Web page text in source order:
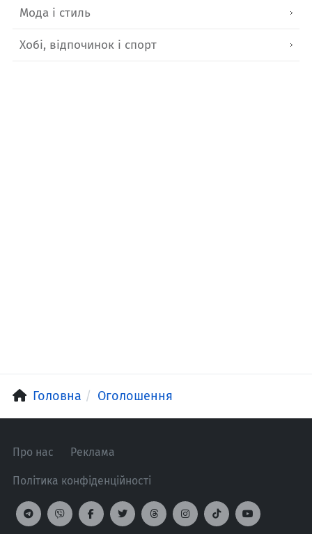
Мода і стиль
Хобі, відпочинок і спорт
Головна Оголошення
Про нас Реклама
Політика конфіденційності